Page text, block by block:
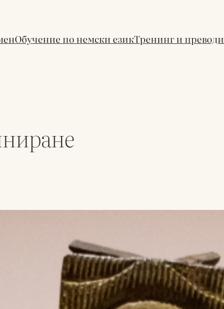
Обучение по немски езикТренинг и преводи